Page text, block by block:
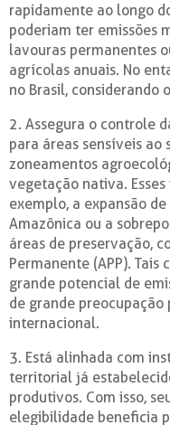
rapidamente ao longo
poderiam ter emissões
lavouras permanentes
agrícolas anuais. No
no Brasil, considerando
2. Assegura o controle
para áreas sensíveis
zoneamentos
vegetação nativa.
exemplo, a expansão
Amazônica ou a
áreas de preservação,
Permanente (APP). Tais
grande potencial de
de grande
internacional.
3. Está alinhada com
territorial já
produtivos. Com isso,
elegibilidade beneficia